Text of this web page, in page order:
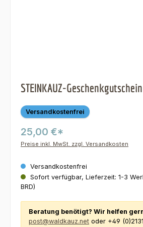
STEINKAUZ-Geschenkgutschein
Versandkostenfrei
25,00 €*
Preise inkl. MwSt. zzgl. Versandkosten
Versandkostenfrei
Sofort verfügbar, Lieferzeit: 1-3
BRD)
Beratung benötigt? Wir helfen
post@waldkauz.net oder +49